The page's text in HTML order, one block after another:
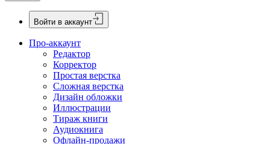
Войти в аккаунт
Про-аккаунт
Редактор
Корректор
Простая верстка
Сложная верстка
Дизайн обложки
Иллюстрации
Тираж книги
Аудиокнига
Офлайн-продажи